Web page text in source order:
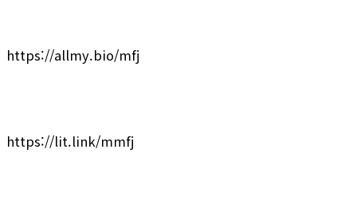
https://allmy.bio/mfj
https://lit.link/mmfj